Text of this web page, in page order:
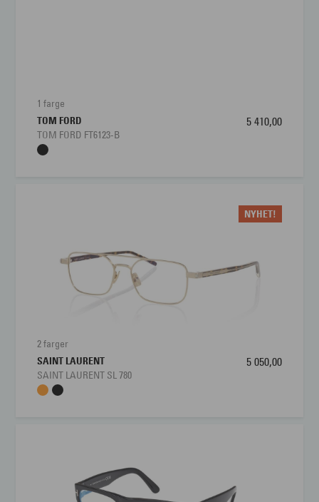
Bredde glass 56 mm
1 farge
TOM FORD
TOM FORD FT6123-B
5 410,00
NYHET!
2 farger
SAINT LAURENT
SAINT LAURENT SL 780
5 050,00